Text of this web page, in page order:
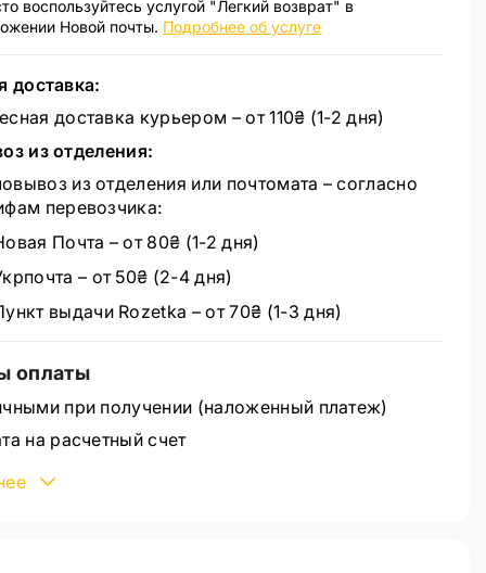
воспользуйтесь услугой "Легкий возврат" в
Новой почты. Подробнее об услуге
доставка:
доставка курьером – от 110₴ (1-2 дня)
из отделения:
из отделения или почтомата – согласно
перевозчика:
Почта – от 80₴ (1-2 дня)
– от 50₴ (2-4 дня)
выдачи Rozetka – от 70₴ (1-3 дня)
оплаты
при получении (наложенный платеж)
на расчетный счет
карта Visa/MasterCard через WayForPay